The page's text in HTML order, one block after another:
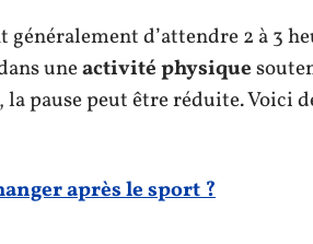
d’attendre 2 à 3
uneactivité physique
la pause peut être réduite. Voici
après le sport ?